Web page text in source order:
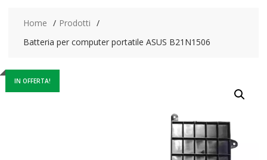
Home
Prodotti
Batteria per computer portatile ASUS B21N1506
IN OFFERTA!